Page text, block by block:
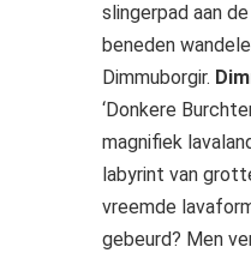
slingerpad aan
beneden
Dimmuborgir.
‘Donkere
magnifiek
labyrint van
vreemde
gebeurd? Men